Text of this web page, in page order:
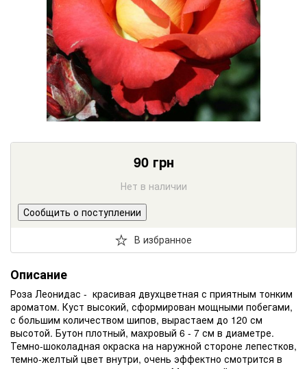
90грн
Нет в наличии
Сообщить о поступлении
В избранное
Описание
Роза Леонидас - красивая двухцветная с приятным тонким
ароматом. Куст высокий, сформирован мощными побегами,
с большим количеством шипов, вырастаем до 120 см
высотой. Бутон плотный, махровый 6 - 7 см в диаметре.
Темно-шоколадная окраска на наружной стороне лепестков,
темно-желтый цвет внутри, очень эффектно смотрится в